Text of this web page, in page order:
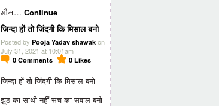
મૌન… Continue
जिन्दा हों तो जिंदगी कि मिसाल बनो
Posted by Pooja Yadav shawak on
July 31, 2021 at 10:01am
0 Comments 0 Likes
जिन्दा हों तो जिंदगी कि मिसाल बनो
झूठ का साथी नहीं सच का सवाल बनो